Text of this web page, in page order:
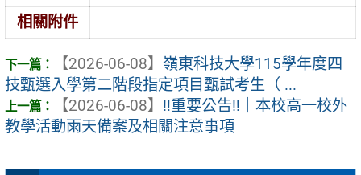
相關附件
【2026-06-08】 嶺東科技大學115學年度四
技甄選入學第二階段指定項目甄試考生（ ...
【2026-06-08】 ‼️重要公告‼️｜本校高一校外
教學活動雨天備案及相關注意事項